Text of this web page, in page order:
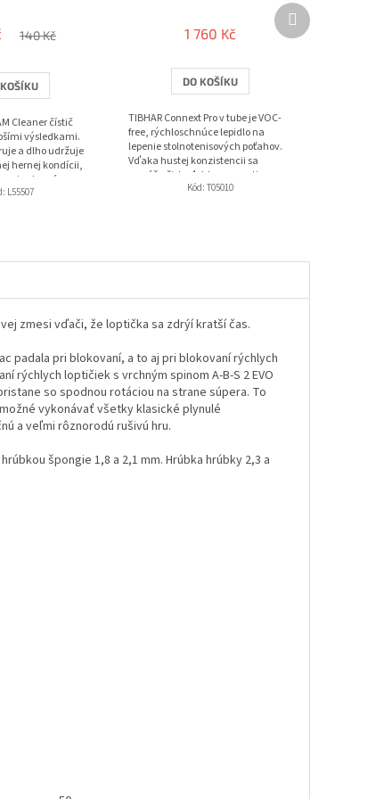
140 Kč
Cleaner čístič
výsledkami.
a dlho udržuje
hernej kondícii,
prirodzenú
L55507
1 760 Kč
DO KOŠÍKU
TIBHAR Connext Pro v tube je VOC-
free, rýchloschnúce lepidlo na
lepenie stolnotenisových poťahov.
Vďaka hustej konzistencii sa
nanáša čisto, ľahko sa rozotiera
pribalenými...Kód: T05010
Další
produkt
zmesi vďači, že loptička sa zdrýí kratší čas.
padala pri blokovaní, a to aj pri blokovaní rýchlych
rýchlych loptičiek s vrchným spinom A-B-S 2 EVO
so spodnou rotáciou na strane súpera. To
vykonávať všetky klasické plynulé
a veľmi rôznorodú rušivú hru.
špongie 1,8 a 2,1 mm. Hrúbka hrúbky 2,3 a